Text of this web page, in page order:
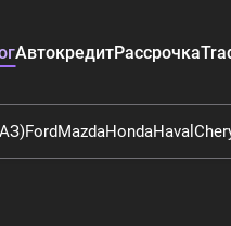
АвтокредитРассрочка
FordMazdaHondaHaval